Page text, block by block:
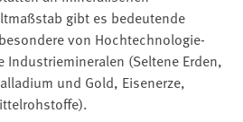
gibt es bedeutende
von Hochtechnologie-
(Seltene Erden,
und Gold, Eisenerze,